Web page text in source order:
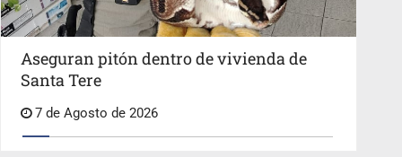
Aseguran pitón dentro de vivienda de
Santa Tere
7 de Agosto de 2026